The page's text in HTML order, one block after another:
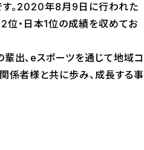
す。2020年8月9日に行われた
・日本1位の成績を収めてお
出、eスポーツを通じて地域コ
係者様と共に歩み、成長する事